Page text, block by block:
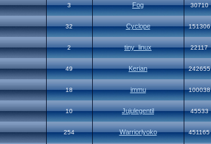
3 Fog 30710
32 Cyclope 151306
2 tiny_linux 22117
49 Kerian 242655
18 immu 100038
10 Jujulegentil 45533
254 Warriorlyoko 451165